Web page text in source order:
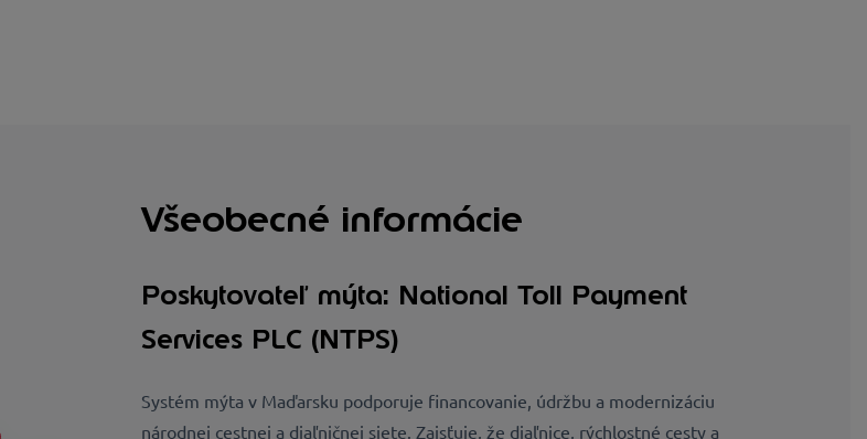
Všeobecné informácie
Poskytovateľ mýta: National Toll Payment
Services PLC (NTPS)
Systém mýta v Maďarsku podporuje financovanie, údržbu a modernizáciu
národnej cestnej a diaľničnej siete. Zaisťuje, že diaľnice, rýchlostné cesty a